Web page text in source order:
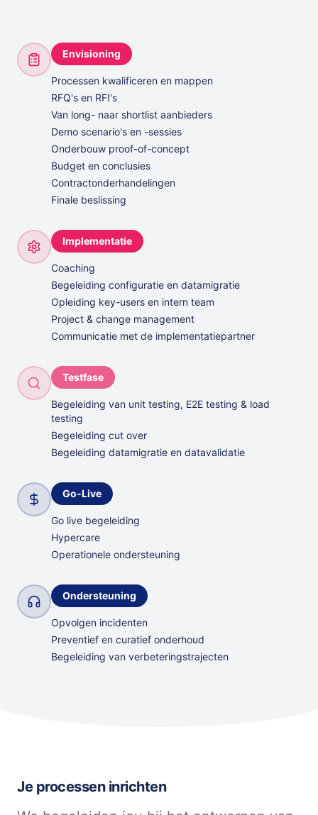
Envisioning
Processen kwalificeren en mappen
RFQ's en RFI's
Van long- naar shortlist aanbieders
Demo scenario's en -sessies
Onderbouw proof-of-concept
Budget en conclusies
Contractonderhandelingen
Finale beslissing
Implementatie
Coaching
Begeleiding configuratie en datamigratie
Opleiding key-users en intern team
Project & change management
Communicatie met de implementatiepartner
Testfase
Begeleiding van unit testing, E2E testing & load
testing
Begeleiding cut over
Begeleiding datamigratie en datavalidatie
Go-Live
Go live begeleiding
Hypercare
Operationele ondersteuning
Ondersteuning
Opvolgen incidenten
Preventief en curatief onderhoud
Begeleiding van verbeteringstrajecten
Je processen inrichten